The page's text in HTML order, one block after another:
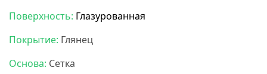
Поверхность: Глазурованная
Покрытие: Глянец
Основа: Сетка